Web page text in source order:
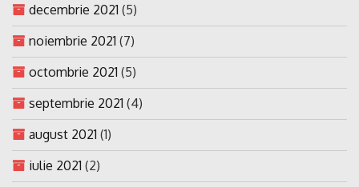
decembrie 2021 (5)
noiembrie 2021 (7)
octombrie 2021 (5)
septembrie 2021 (4)
august 2021 (1)
iulie 2021 (2)